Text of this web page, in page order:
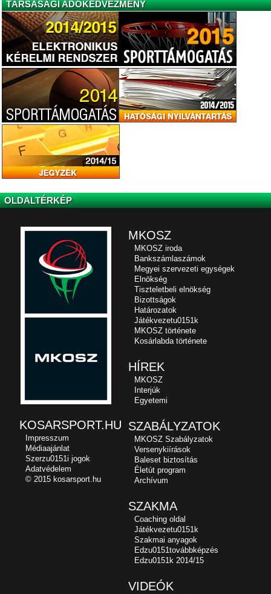
TÁRSASÁGI ADÓKEDVEZMÉNY
OLDALTÉRKÉP
MKOSZ
MKOSZ iroda
Bankszámlaszámok
Megyei szervezeti egységek
Elnökség
Tiszteletbeli elnökség
Bizottságok
Határozatok
Játékvezetu0151k
MKOSZ története
Kosárlabda története
HÍREK
MKOSZ
Interjúk
Egyetemi
SZABÁLYZATOK
MKOSZ Szabályzatok
Versenykiírások
Baleset biztosítás
Életút program
Archívum
SZAKMA
Coaching oldal
Játékvezetu0151k
Szakmai anyagok
Edzu0151továbbképzés
Edzu0151k 2014/15
VIDEÓK
KOSARSPORT.HU
Impresszum
Médiaajánlat
Szerzu0151i jogok
Adatvédelem
© 2015 kosarsport.hu